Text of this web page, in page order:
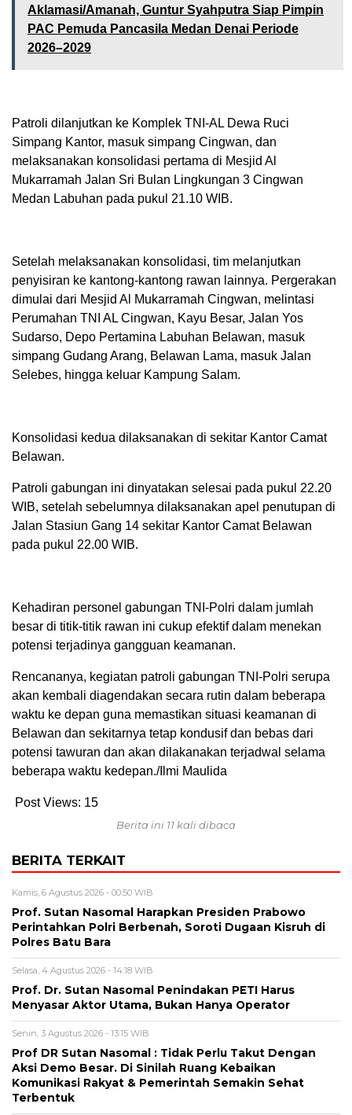
Aklamasi/Amanah, Guntur Syahputra Siap Pimpin
PAC Pemuda Pancasila Medan Denai Periode
2026–2029
Patroli dilanjutkan ke Komplek TNI-AL Dewa Ruci
Simpang Kantor, masuk simpang Cingwan, dan
melaksanakan konsolidasi pertama di Mesjid Al
Mukarramah Jalan Sri Bulan Lingkungan 3 Cingwan
Medan Labuhan pada pukul 21.10 WIB.
Setelah melaksanakan konsolidasi, tim melanjutkan
penyisiran ke kantong-kantong rawan lainnya. Pergerakan
dimulai dari Mesjid Al Mukarramah Cingwan, melintasi
Perumahan TNI AL Cingwan, Kayu Besar, Jalan Yos
Sudarso, Depo Pertamina Labuhan Belawan, masuk
simpang Gudang Arang, Belawan Lama, masuk Jalan
Selebes, hingga keluar Kampung Salam.
Konsolidasi kedua dilaksanakan di sekitar Kantor Camat
Belawan.
Patroli gabungan ini dinyatakan selesai pada pukul 22.20
WIB, setelah sebelumnya dilaksanakan apel penutupan di
Jalan Stasiun Gang 14 sekitar Kantor Camat Belawan
pada pukul 22.00 WIB.
Kehadiran personel gabungan TNI-Polri dalam jumlah
besar di titik-titik rawan ini cukup efektif dalam menekan
potensi terjadinya gangguan keamanan.
Rencananya, kegiatan patroli gabungan TNI-Polri serupa
akan kembali diagendakan secara rutin dalam beberapa
waktu ke depan guna memastikan situasi keamanan di
Belawan dan sekitarnya tetap kondusif dan bebas dari
potensi tawuran dan akan dilakanakan terjadwal selama
beberapa waktu kedepan./Ilmi Maulida
Post Views: 15
Berita ini 11 kali dibaca
BERITA TERKAIT
Kamis, 6 Agustus 2026 - 00:50 WIB
Prof. Sutan Nasomal Harapkan Presiden Prabowo
Perintahkan Polri Berbenah, Soroti Dugaan Kisruh di
Polres Batu Bara
Selasa, 4 Agustus 2026 - 14:18 WIB
Prof. Dr. Sutan Nasomal Penindakan PETI Harus
Menyasar Aktor Utama, Bukan Hanya Operator
Senin, 3 Agustus 2026 - 13:15 WIB
Prof DR Sutan Nasomal : Tidak Perlu Takut Dengan
Aksi Demo Besar. Di Sinilah Ruang Kebaikan
Komunikasi Rakyat & Pemerintah Semakin Sehat
Terbentuk